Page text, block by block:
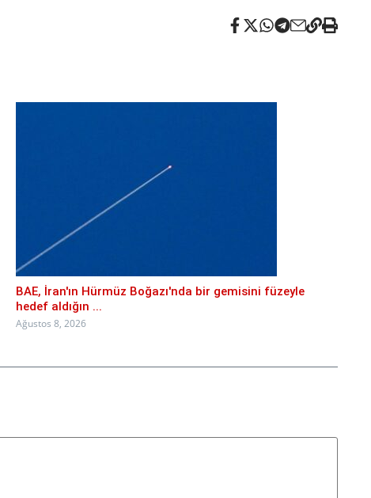
BAE, İran'ın Hürmüz Boğazı'nda bir gemisini füzeyle
hedef aldığın ...
Ağustos 8, 2026